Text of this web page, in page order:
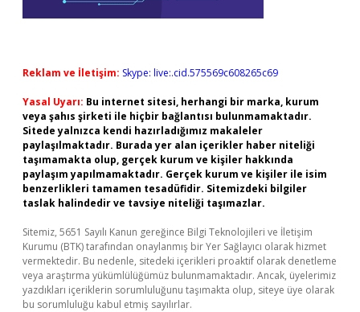
Reklam ve İletişim: Skype: live:.cid.575569c608265c69
Yasal Uyarı: Bu internet sitesi, herhangi bir marka, kurum
veya şahıs şirketi ile hiçbir bağlantısı bulunmamaktadır.
Sitede yalnızca kendi hazırladığımız makaleler
paylaşılmaktadır. Burada yer alan içerikler haber niteliği
taşımamakta olup, gerçek kurum ve kişiler hakkında
paylaşım yapılmamaktadır. Gerçek kurum ve kişiler ile isim
benzerlikleri tamamen tesadüfidir. Sitemizdeki bilgiler
taslak halindedir ve tavsiye niteliği taşımazlar.
Sitemiz, 5651 Sayılı Kanun gereğince Bilgi Teknolojileri ve İletişim
Kurumu (BTK) tarafından onaylanmış bir Yer Sağlayıcı olarak hizmet
vermektedir. Bu nedenle, sitedeki içerikleri proaktif olarak denetleme
veya araştırma yükümlülüğümüz bulunmamaktadır. Ancak, üyelerimiz
yazdıkları içeriklerin sorumluluğunu taşımakta olup, siteye üye olarak
bu sorumluluğu kabul etmiş sayılırlar.